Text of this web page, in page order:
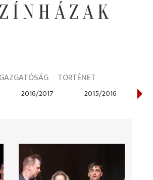
TÖRTÉNET
2016/2017 2015/2016